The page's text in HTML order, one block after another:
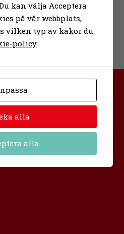
kan välja Acceptera
på vår webbplats,
vilken typ av kakor du
policy
alla
alla